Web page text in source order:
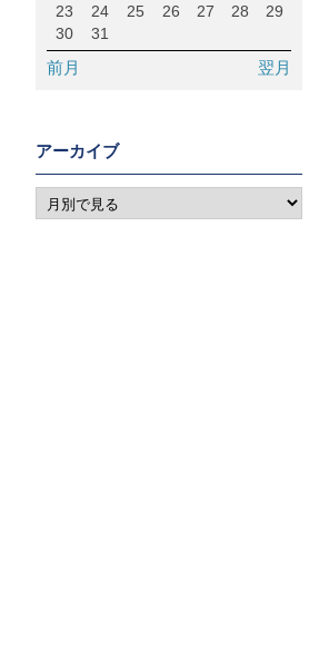
23
24 25 26 27 28
29
30
31
前月 翌月
アーカイブ